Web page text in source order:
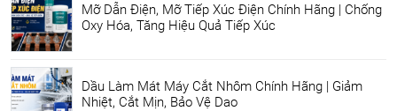
Mỡ Dẫn Điện, Mỡ Tiếp Xúc Điện Chính Hãng | Chống
Oxy Hóa, Tăng Hiệu Quả Tiếp Xúc
Dầu Làm Mát Máy Cắt Nhôm Chính Hãng | Giảm
Nhiệt, Cắt Mịn, Bảo Vệ Dao